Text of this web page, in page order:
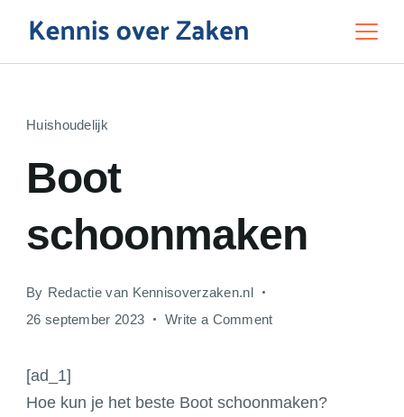
contentEducation
Huishoudelijk
Boot
schoonmaken
By Redactie van Kennisoverzaken.nl
26 september 2023
Write a Commenton
[ad_1]
Hoe kun je het beste Boot schoonmaken?